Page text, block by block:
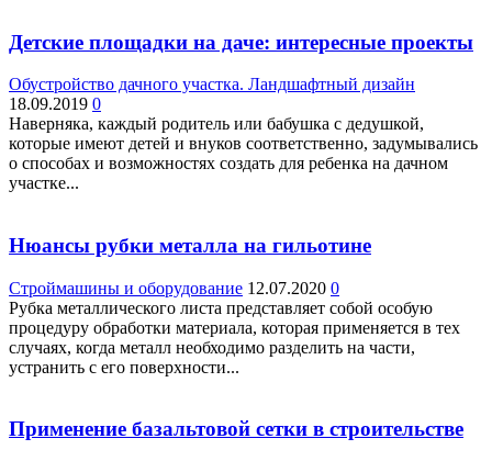
Детские площадки на даче: интересные проекты
Обустройство дачного участка. Ландшафтный дизайн
18.09.2019 0
Наверняка, каждый родитель или бабушка с дедушкой,
которые имеют детей и внуков соответственно, задумывались
о способах и возможностях создать для ребенка на дачном
участке...
Нюансы рубки металла на гильотине
Строймашины и оборудование 12.07.2020 0
Рубка металлического листа представляет собой особую
процедуру обработки материала, которая применяется в тех
случаях, когда металл необходимо разделить на части,
устранить с его поверхности...
Применение базальтовой сетки в строительстве